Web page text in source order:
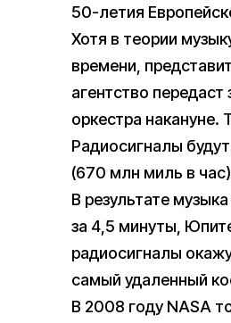
50-летия
Хотя в теории
времени,
агентство
оркестра
Радиосигналы
(670 млн миль в
В результате
за 4,5 минуты,
радиосигналы
самый удаленный
В 2008 году NASA